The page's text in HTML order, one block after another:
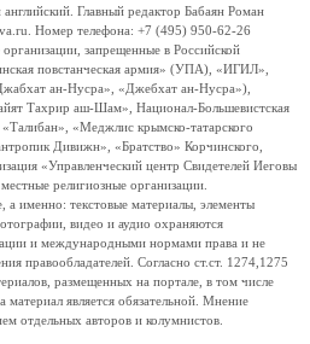
Главный редактор Бабаян Роман
Номер телефона: +7 (495) 950-62-26
запрещенные в Российской
повстанческая армия» (УПА), «ИГИЛ»,
ан-Нусра», «Джебхат ан-Нусра»),
Тахрир аш-Шам», Национал-Большевистская
«Меджлис крымско-татарского
Дивижн», «Братство» Корчинского,
«Управленческий центр Свидетелей Иеговы
религиозные организации.
именно: текстовые материалы, элементы
видео и аудио охраняются
и международными нормами права и не
правообладателей. Согласно ст.ст. 1274,1275
размещенных на портале, в том числе
материал является обязательной. Мнение
отдельных авторов и колумнистов.